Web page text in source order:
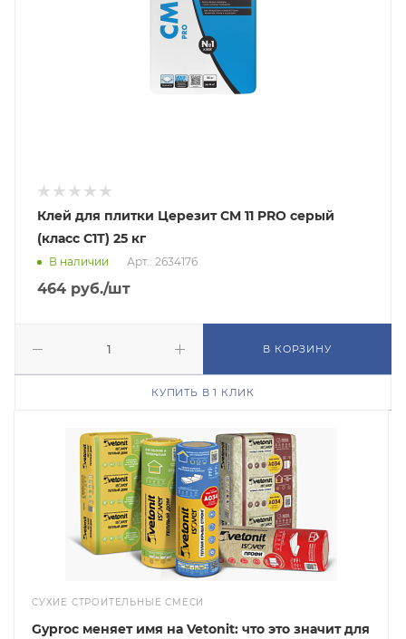
Клей для плитки Церезит CM 11 PRO серый
(класс С1Т) 25 кг
В наличии Арт.: 2634176
464 руб./шт
В КОРЗИНУ
КУПИТЬ В 1 КЛИК
СУХИЕ СТРОИТЕЛЬНЫЕ СМЕСИ
Gyproc меняет имя на Vetonit: что это значит для